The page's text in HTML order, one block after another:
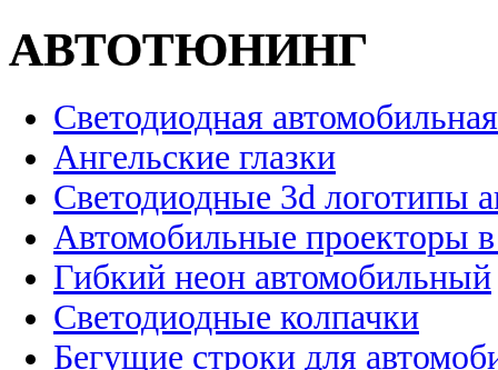
АВТОТЮНИНГ
Светодиодная
Ангельские глазки
Светодиодные 3d логотипы
Автомобильные проекторы
Гибкий неон автомобильный
Светодиодные колпачки
Бегущие строки для